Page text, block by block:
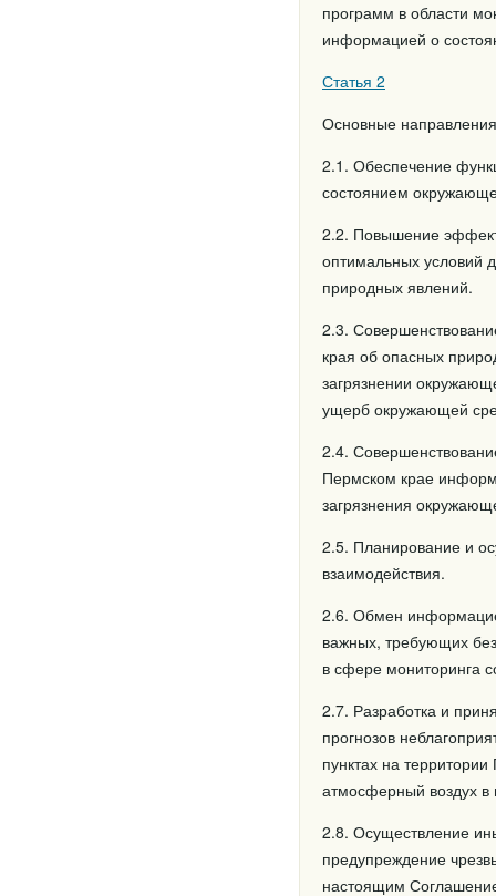
программ в области
информацией о
Статья 2
Основные
2.1. Обеспечение
состоянием
2.2. Повышение
оптимальных условий
природных явлений.
2.3.
края об опасных
загрязнении
ущерб окружающей
2.4.
Пермском крае
загрязнения
2.5. Планирование и
взаимодействия.
2.6. Обмен
важных, требующих
в сфере мониторинга
2.7. Разработка и
прогнозов
пунктах на
атмосферный воздух
2.8. Осуществление
предупреждение
настоящим